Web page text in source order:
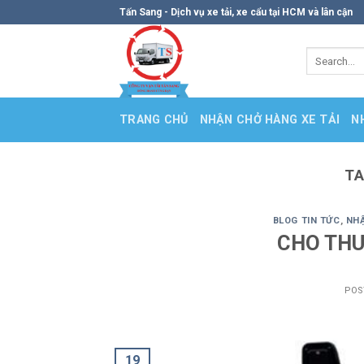
Tấn Sang - Dịch vụ xe tải, xe cẩu tại HCM và lân cận
TRANG CHỦ NHẬN CHỞ HÀNG XE TẢI
BLOG TIN TỨC,
CHO
19